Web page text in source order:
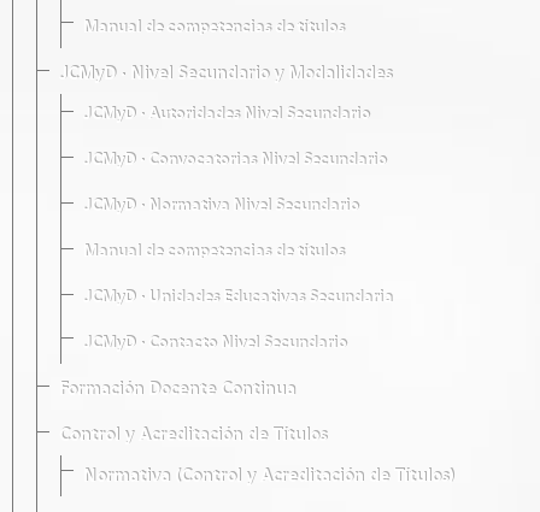
Manual de competencias de títulos
JCMyD · Nivel Secundario y Modalidades
JCMyD · Autoridades Nivel Secundario
JCMyD · Convocatorias Nivel Secundario
JCMyD · Normativa Nivel Secundario
Manual de competencias de títulos
JCMyD · Unidades Educativas Secundaria
JCMyD · Contacto Nivel Secundario
Formación Docente Continua
Control y Acreditación de Títulos
Normativa (Control y Acreditación de Títulos)